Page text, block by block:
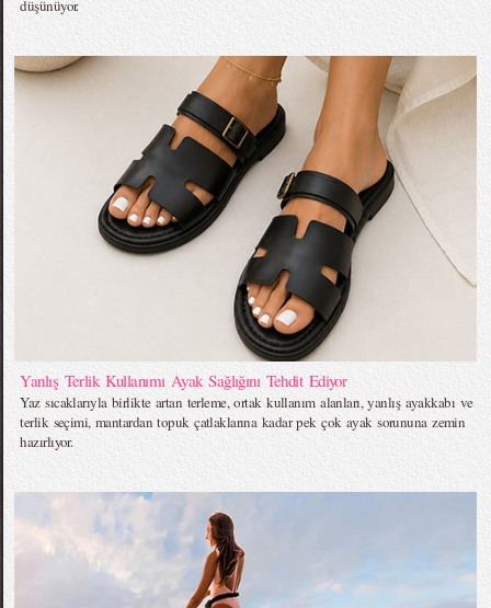
düşünüyor.
Yanlış Terlik Kullanımı Ayak Sağlığını Tehdit Ediyor
Yaz sıcaklarıyla birlikte artan terleme, ortak kullanım alanları, yanlış ayakkabı ve
terlik seçimi, mantardan topuk çatlaklarına kadar pek çok ayak sorununa zemin
hazırlıyor.